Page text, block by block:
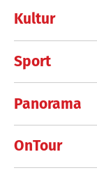
Kultur
Sport
Panorama
OnTour